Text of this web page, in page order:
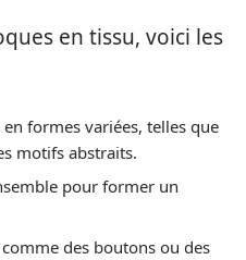
en tissu, voici les
formes variées, telles que
motifs abstraits.
pour former un
des boutons ou des